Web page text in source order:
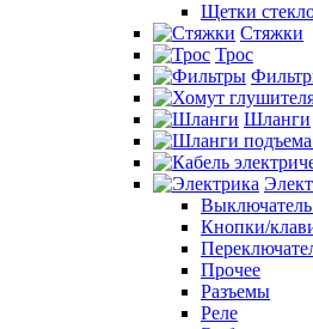
Щетки
Стяжки
Трос
Шланги
Кнопки/
Прочее
Разъемы
Реле